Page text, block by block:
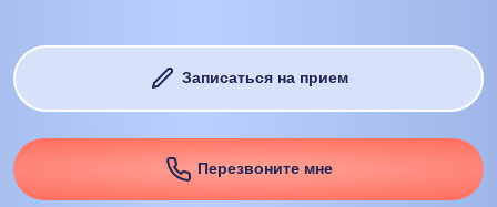
Записаться на прием
Перезвоните мне